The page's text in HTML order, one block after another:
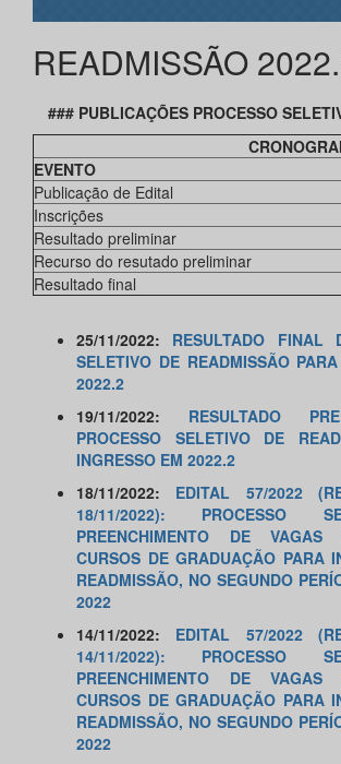
READMISSÃO
### PUBLICAÇÕES PROCESSO
EVENTO
Publicação de Edital
Inscrições
Resultado preliminar
Recurso do resutado preliminar
Resultado final
25/11/2022: RESULTADO FINAL
SELETIVO DE READMISSÃO
2022.2
19/11/2022: RESULTADO
PROCESSO SELETIVO DE
INGRESSO EM 2022.2
18/11/2022: EDITAL 57/2022
18/11/2022): PROCESSO
PREENCHIMENTO DE VAGAS
CURSOS DE GRADUAÇÃO PARA
READMISSÃO, NO SEGUNDO
2022
14/11/2022: EDITAL 57/2022
14/11/2022): PROCESSO
PREENCHIMENTO DE VAGAS
CURSOS DE GRADUAÇÃO PARA
READMISSÃO, NO SEGUNDO
2022